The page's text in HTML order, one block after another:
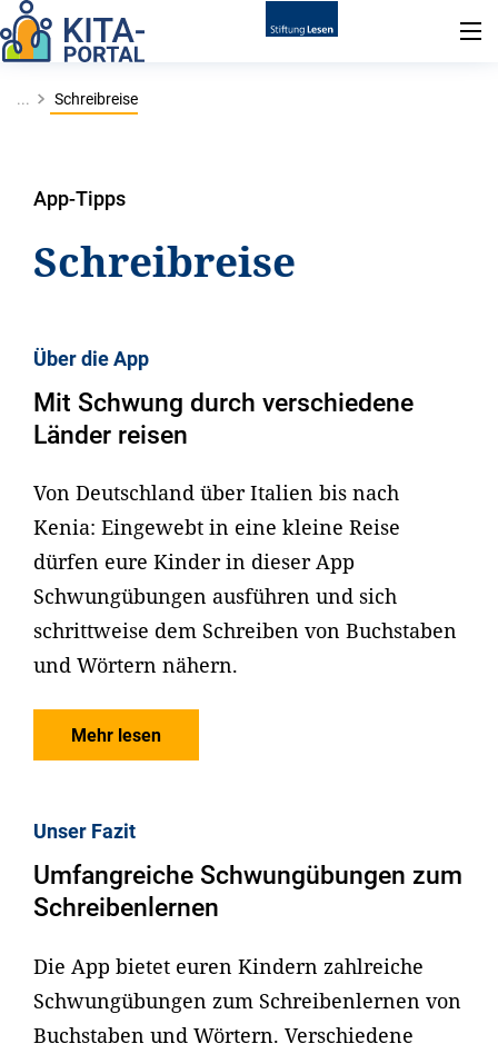
... Schreibreise
App-Tipps
Schreibreise
Über die App
Mit Schwung durch verschiedene
Länder reisen
Von Deutschland über Italien bis nach
Kenia: Eingewebt in eine kleine Reise
dürfen eure Kinder in dieser App
Schwungübungen ausführen und sich
schrittweise dem Schreiben von Buchstaben
und Wörtern nähern.
Mehr lesen
Unser Fazit
Umfangreiche Schwungübungen zum
Schreibenlernen
Die App bietet euren Kindern zahlreiche
Schwungübungen zum Schreibenlernen von
Buchstaben und Wörtern. Verschiedene